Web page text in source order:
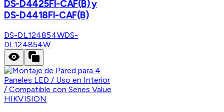
DS-D4425FI-CAF(B) y
DS-D4418FI-CAF(B)
DS-DL124854WDS-
DL124854W
HIKVISION